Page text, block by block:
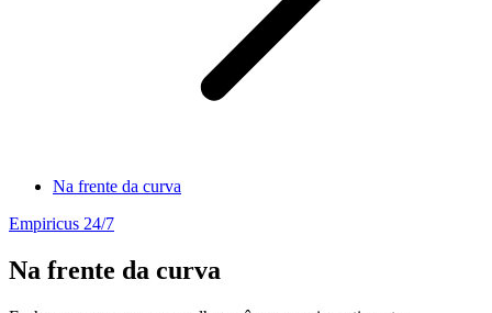
Na frente da curva
Empiricus 24/7
Na frente da curva